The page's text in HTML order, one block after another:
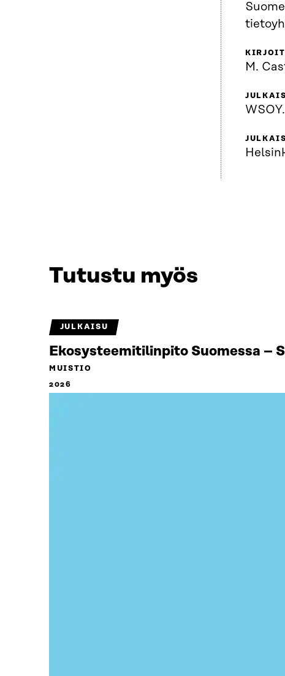
M.
Tutustu myös
JULKAISU
Ekosysteemitilinpito Suomessa –
MUISTIO
2026